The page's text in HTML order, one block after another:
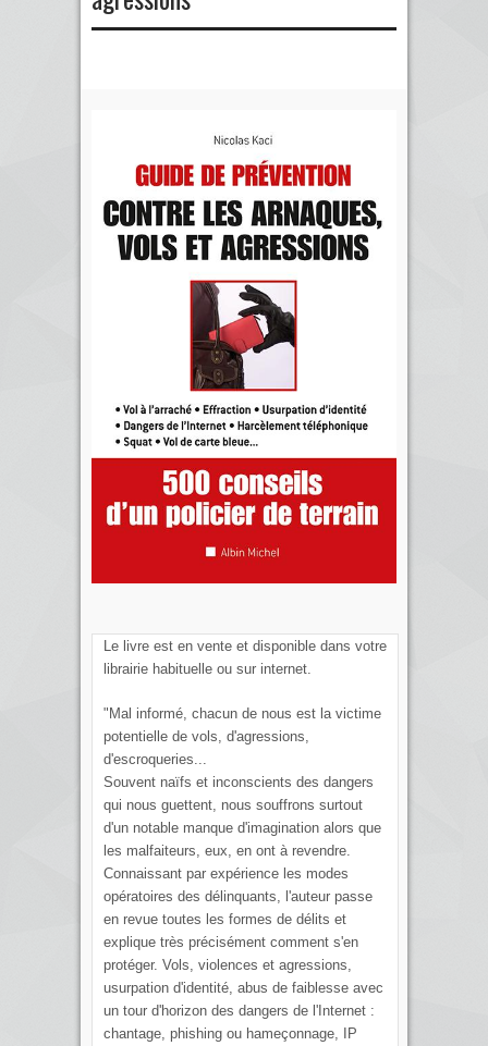
Le livre est en vente et disponible dans votre
librairie habituelle ou sur internet.
"Mal informé, chacun de nous est la victime
potentielle de vols, d'agressions,
d'escroqueries...
Souvent naïfs et inconscients des dangers
qui nous guettent, nous souffrons surtout
d'un notable manque d'imagination alors que
les malfaiteurs, eux, en ont à revendre.
Connaissant par expérience les modes
opératoires des délinquants, l'auteur passe
en revue toutes les formes de délits et
explique très précisément comment s'en
protéger. Vols, violences et agressions,
usurpation d'identité, abus de faiblesse avec
un tour d'horizon des dangers de l'Internet :
chantage, phishing ou hameçonnage, IP